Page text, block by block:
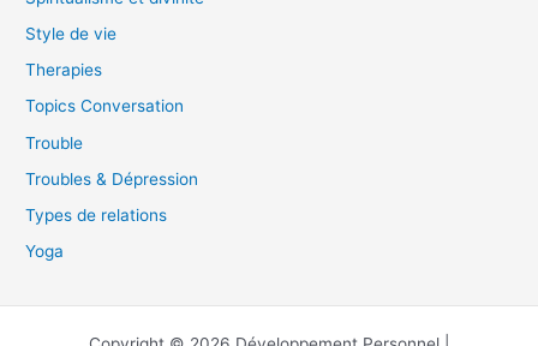
Style de vie
Therapies
Topics Conversation
Trouble
Troubles & Dépression
Types de relations
Yoga